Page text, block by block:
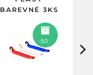
BAREVNÉ 3KS
50